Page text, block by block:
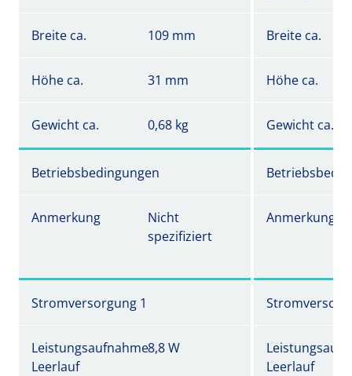
Breite ca. 109 mm Breite ca.
Höhe ca. 31 mm Höhe ca.
Gewicht ca. 0,68 kg Gewicht ca.
Betriebsbedingungen
Anmerkung
Nicht
spezifiziert
Anmerkung
Stromversorgung 1
Leistungsaufnahme
Leerlauf
8,8 W
Leerlauf